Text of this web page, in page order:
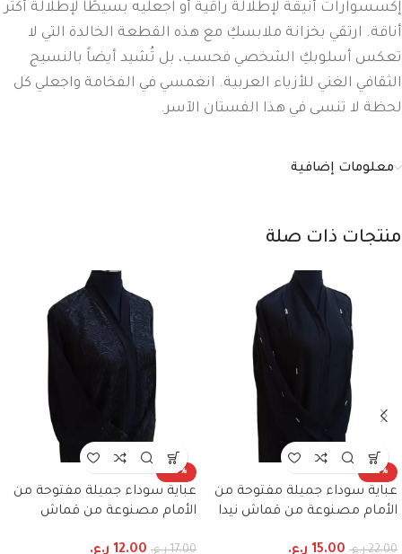
إكسسوارات أنيقة لإطلالة راقية أو اجعليه بسيطًا لإطلالة أكثر
أناقة. ارتقي بخزانة ملابسكِ مع هذه القطعة الخالدة التي لا
تعكس أسلوبكِ الشخصي فحسب، بل تُشيد أيضاً بالنسيج
الثقافي الغني للأزياء العربية. انغمسي في الفخامة واجعلي كل
لحظة لا تنسى في هذا الفستان الآسر.
معلومات إضافية
منتجات ذات صلة
-32%
عباية سوداء جميلة مفتوحة من
الأمام مصنوعة من قماش نيدا
22.00 ر.ع. 15.00 ر.ع.
-29%
عباية سوداء جميلة مفتوحة من
الأمام مصنوعة من قماش
17.00 ر.ع. 12.00 ر.ع.